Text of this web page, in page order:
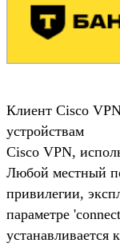
Клиент Cisco
устройствам
Cisco VPN,
Любой местный
привилегии,
параметре